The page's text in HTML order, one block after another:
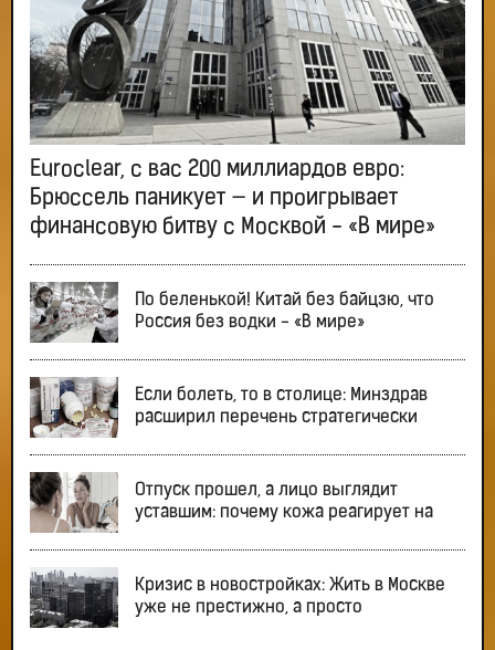
Euroclear, с вас 200 миллиардов евро:
Брюссель паникует — и проигрывает
финансовую битву с Москвой - «В мире»
По беленькой! Китай без байцзю, что
Россия без водки - «В мире»
Если болеть, то в столице: Минздрав
расширил перечень стратегически
Отпуск прошел, а лицо выглядит
уставшим: почему кожа реагирует на
Кризис в новостройках: Жить в Москве
уже не престижно, а просто